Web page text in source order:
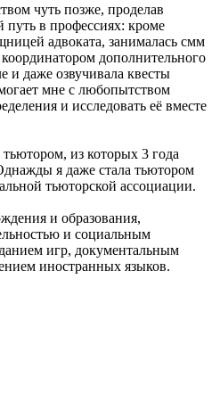
чуть позже, проделав
путь в профессиях: кроме
адвоката, занималась смм
дополнительного
и даже озвучивала квесты
мне с любопытством
и исследовать её вместе
из которых 3 года
я даже стала тьютором
тьюторской ассоциации.
и образования,
и социальным
игр, документальным
иностранных языков.